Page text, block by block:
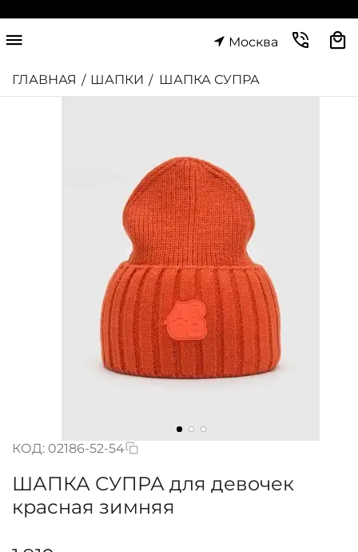
Москва
ГЛАВНАЯ / ШАПКИ / ШАПКА СУПРА
КОД: 02186-52-54
ШАПКА СУПРА для девочек
красная зимняя